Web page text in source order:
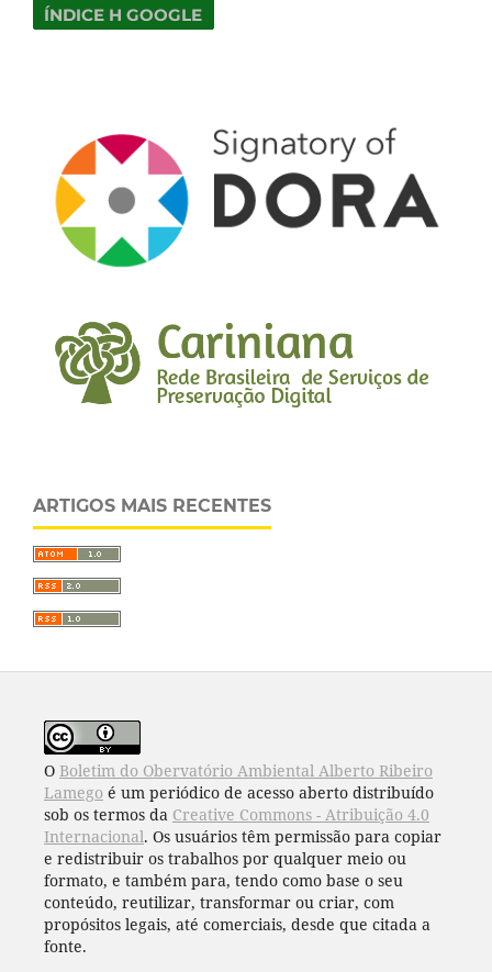
ARTIGOS MAIS RECENTES
O Boletim do Obervatório Ambiental Alberto Ribeiro
Lamego é um periódico de acesso aberto distribuído
sob os termos da Creative Commons - Atribuição 4.0
Internacional. Os usuários têm permissão para copiar
e redistribuir os trabalhos por qualquer meio ou
formato, e também para, tendo como base o seu
conteúdo, reutilizar, transformar ou criar, com
propósitos legais, até comerciais, desde que citada a
fonte.